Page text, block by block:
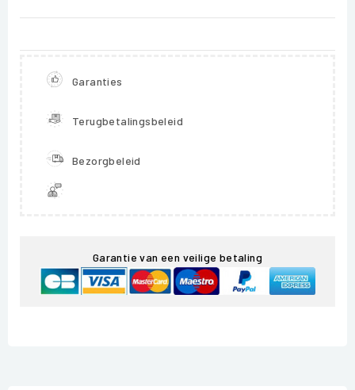
Garanties
Terugbetalingsbeleid
Bezorgbeleid
Garantie van een veilige betaling